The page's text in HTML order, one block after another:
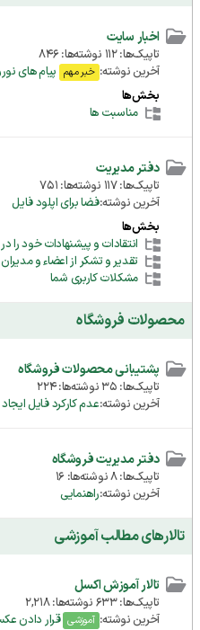
اخبار سایت
تاپیک‌ها: 112 نوشته‌ها: 846
آخرین نوشته: خبر مهم پیام های
بخش‌ها
مناسبت ها
دفتر مدیریت
تاپیک‌ها: 117 نوشته‌ها: 751
آخرین نوشته:فضا برای اپلود فایل
بخش‌ها
انتقادات و پیشنهادات خود را
تقدیر و تشکر از اعضاء و مدیران
مشکلات کاربری شما
محصولات فروشگاه
پشتیبانی محصولات فروشگاه
تاپیک‌ها: 35 نوشته‌ها: 224
آخرین نوشته:عدم کارکرد فایل
دفتر مدیریت فروشگاه
تاپیک‌ها: 8 نوشته‌ها: 16
آخرین نوشته:راهنمایی
تالارهای مطالب آموزشی
تالار آموزش اکسل
تاپیک‌ها: 633 نوشته‌ها: 2,218
آخرین نوشته: آموزشی قرار دادن